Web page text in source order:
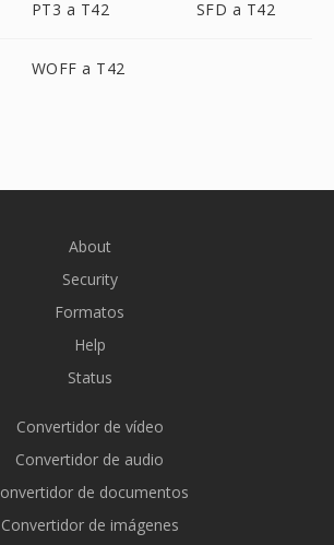
PT3 a T42 SFD a T42
WOFF a T42
About
Security
Formatos
Help
Status
Convertidor de vídeo
Convertidor de audio
de documentos
Convertidor de imágenes